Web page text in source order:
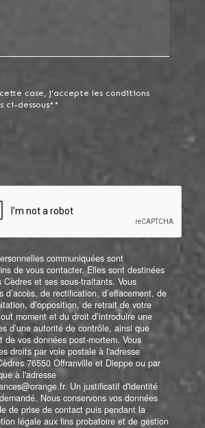
case, j'accepte les conditions
ci-dessous**
communiquées sont
de vous contacter. Elles sont destinées
Cèdres et ses sous-traitants. Vous
d’accès, de rectification, d’effacement, de
d’opposition, de retrait de votre
moment et du droit d’introduire une
d’une autorité de contrôle, ainsi que
de vos données post-mortem. Vous
droits par voie postale à l'adresse
76550 Offranville et Dieppe ou par
à l'adresse
Un justificatif d'identité
Nous conservons vos données
de prise de contact puis pendant la
légale aux fins probatoire et de gestion